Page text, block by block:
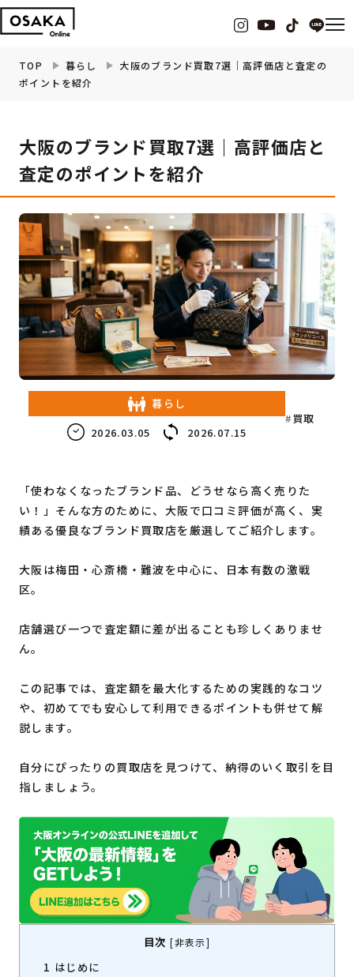
観光・お出かけ
イベント
ビューティー
フィットネス
暮らし
教育・子育て
ビジネス
TOP 暮らし
大阪のブランド買取7選｜高評価店と査定の
ポイントを紹介
大阪のブランド買取7選｜高評価店と
査定のポイントを紹介
暮らし
2026.03.05
2026.07.15
買取
「使わなくなったブランド品、どうせなら高く売りた
い！」そんな方のために、大阪で口コミ評価が高く、実
績ある優良なブランド買取店を厳選してご紹介します。
大阪は梅田・心斎橋・難波を中心に、日本有数の激戦
区。
店舗選び一つで査定額に差が出ることも珍しくありませ
ん。
この記事では、査定額を最大化するための実践的なコツ
や、初めてでも安心して利用できるポイントも併せて解
説します。
自分にぴったりの買取店を見つけて、納得のいく取引を目
指しましょう。
目次 [非表示]
1 はじめに